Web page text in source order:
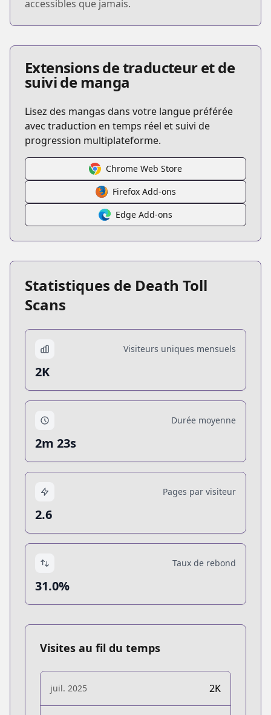
accessibles que jamais.
Extensions de traducteur et de
suivi de manga
Lisez des mangas dans votre langue préférée
avec traduction en temps réel et suivi de
progression multiplateforme.
Chrome Web Store
Firefox Add-ons
Edge Add-ons
Statistiques de Death Toll
Scans
Visiteurs uniques mensuels
2K
Durée moyenne
2m 23s
Pages par visiteur
2.6
Taux de rebond
31.0%
Visites au fil du temps
juil. 2025 2K